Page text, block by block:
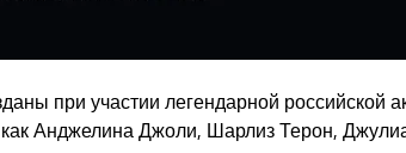
при участии легендарной российской
как Анджелина Джоли, Шарлиз Терон,